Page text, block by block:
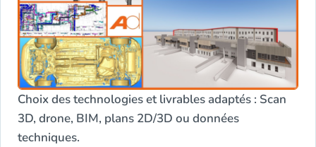
Choix des technologies et livrables adaptés : Scan
3D, drone, BIM, plans 2D/3D ou données
techniques.